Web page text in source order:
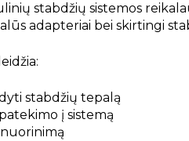
stabdžių sistemos
adapteriai bei skirtingi
stabdžių tepalą
į sistemą